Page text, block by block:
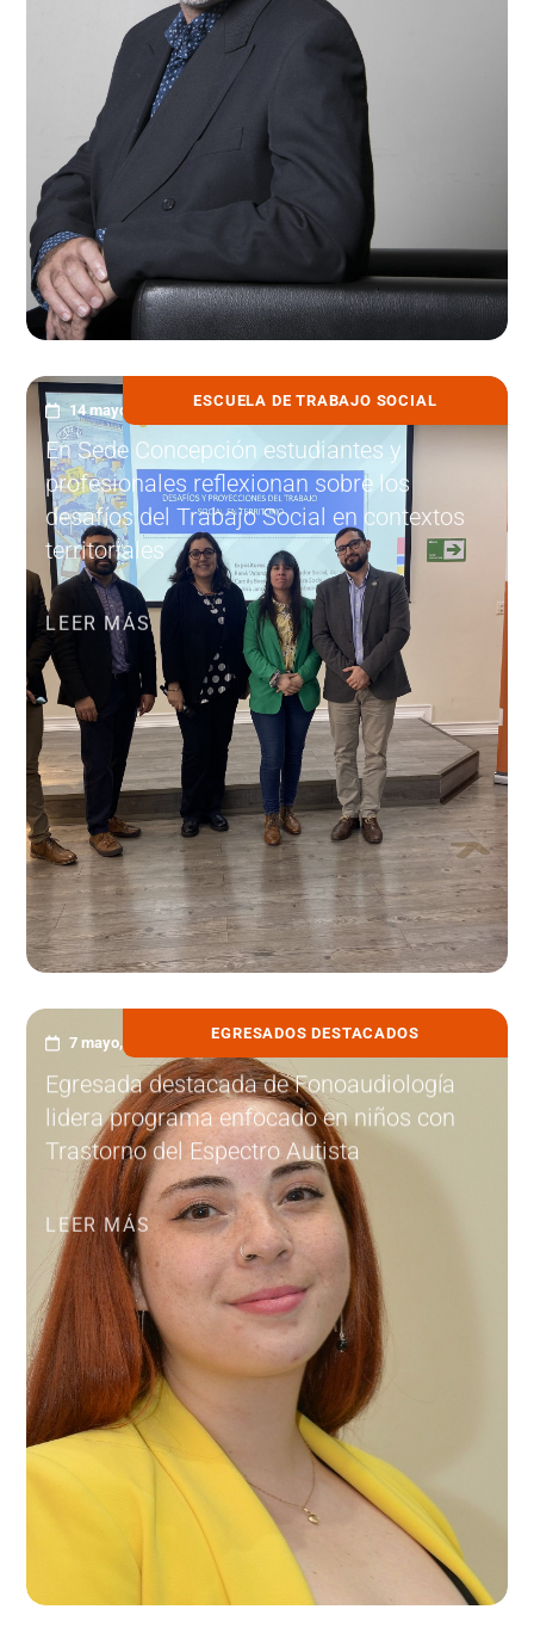
ESCUELA DE TRABAJO SOCIAL
14 mayo, 2025
En Sede Concepción estudiantes y
profesionales reflexionan sobre los
desafíos del Trabajo Social en contextos
territoriales
LEER MÁS
EGRESADOS DESTACADOS
7 mayo, 2025
Egresada destacada de Fonoaudiología
lidera programa enfocado en niños con
Trastorno del Espectro Autista
LEER MÁS